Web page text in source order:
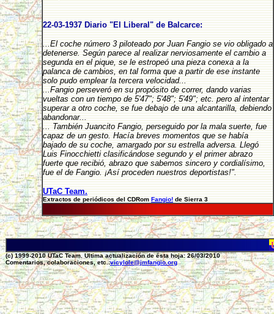
22-03-1937 Diario "El Liberal" de Balcarce:
...El coche número 3 piloteado por Juan Fangio se vio obligado a
detenerse. Según parece al realizar nerviosamente el cambio a
segunda en el pique, se le estropeó una pieza conexa a la
palanca de cambios, en tal forma que a partir de ese instante
solo pudo emplear la tercera velocidad...
...Fangio perseveró en su propósito de correr, dando varias
vueltas con un tiempo de 5'47"; 5'48"; 5'49"; etc. pero al intentar
superar a otro coche, se fue debajo de una alcantarilla, debiendo
abandonar...
... También Juancito Fangio, perseguido por la mala suerte, fue
capaz de un gesto. Hacía breves momentos que se había
bajado de su coche, amargado por su estrella adversa. Llegó
Luis Finocchietti clasificándose segundo y el primer abrazo
fuerte que recibió, abrazo que sabemos sincero y cordialísimo,
fue el de Fangio. ¡Así proceden nuestros deportistas!".
UTaC Team.
Extractos de periódicos del CDRom Fangio! de Sierra 3
(c) 1999-2010 UTaC Team. Ultima actualización de ésta hoja: 26/03/2010
Comentarios, colaboraciones, etc.:vicylole@jmfangio.org